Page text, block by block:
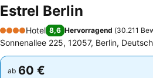
Estrel Berlin
4 Sterne
Hotel 8,6 Hervorragend (30.211
Sonnenallee 225, 12057, Berlin,
ab 60 €
ab 60 €